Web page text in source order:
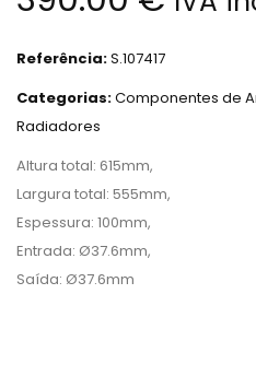
Referência:S.107417
Categorias:Componentes de
Radiadores
Altura total: 615mm,
Largura total: 555mm,
Espessura: 100mm,
Entrada: Ø37.6mm,
Saída: Ø37.6mm